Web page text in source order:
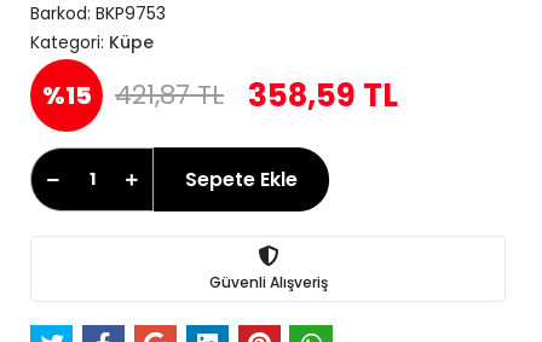
Barkod: BKP9753
Kategori: Küpe
%15 421,87 TL 358,59 TL
Sepete Ekle
Güvenli Alışveriş